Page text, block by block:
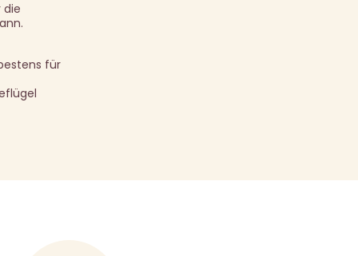
die
für